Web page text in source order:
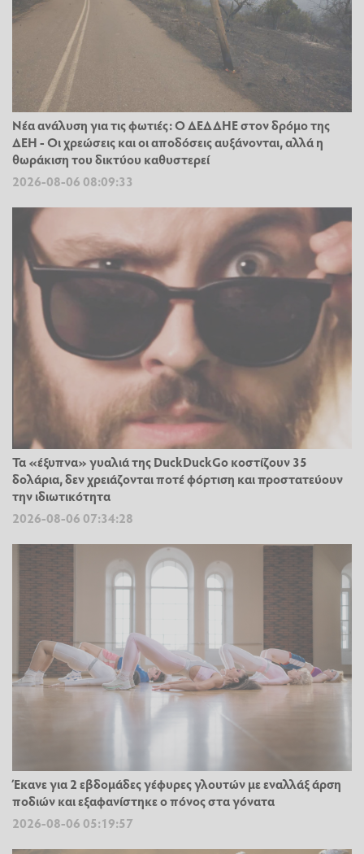
Νέα ανάλυση για τις φωτιές: Ο ΔΕΔΔΗΕ στον δρόμο της
ΔΕΗ - Οι χρεώσεις και οι αποδόσεις αυξάνονται, αλλά η
θωράκιση του δικτύου καθυστερεί
2026-08-06 08:09:33
Τα «έξυπνα» γυαλιά της DuckDuckGo κοστίζουν 35
δολάρια, δεν χρειάζονται ποτέ φόρτιση και προστατεύουν
την ιδιωτικότητα
2026-08-06 07:34:28
Έκανε για 2 εβδομάδες γέφυρες γλουτών με εναλλάξ άρση
ποδιών και εξαφανίστηκε ο πόνος στα γόνατα
2026-08-06 05:19:57